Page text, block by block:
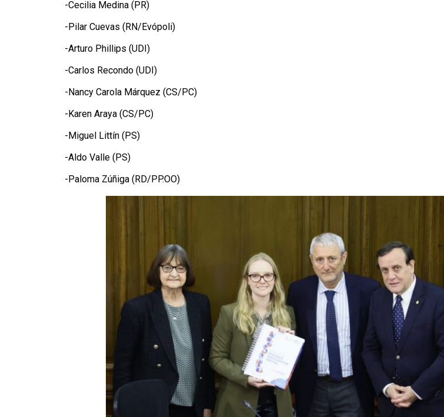
-Cecilia Medina (PR)
-Pilar Cuevas (RN/Evópoli)
-Arturo Phillips (UDI)
-Carlos Recondo (UDI)
-Nancy Carola Márquez (CS/PC)
-Karen Araya (CS/PC)
-Miguel Littín (PS)
-Aldo Valle (PS)
-Paloma Zúñiga (RD/PP.OO)